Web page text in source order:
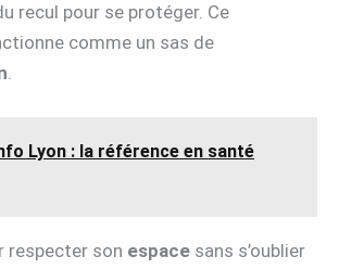
recul pour se protéger. Ce
comme un sas de
.
Lyon : la référence en santé
respecter son espace sans s’oublier